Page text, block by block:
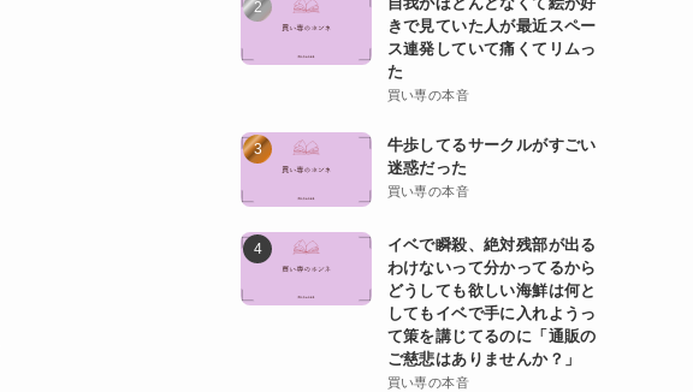
きで見ていた人が最近スペー
ス連発していて痛くてリムっ
た
買い専の本音
牛歩してるサークルがすごい
迷惑だった
買い専の本音
イベで瞬殺、絶対残部が出る
わけないって分かってるから
どうしても欲しい海鮮は何と
してもイベで手に入れようっ
て策を講じてるのに「通販の
ご慈悲はありませんか？」
買い専の本音